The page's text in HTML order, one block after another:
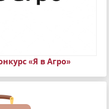
«Я в Агро»